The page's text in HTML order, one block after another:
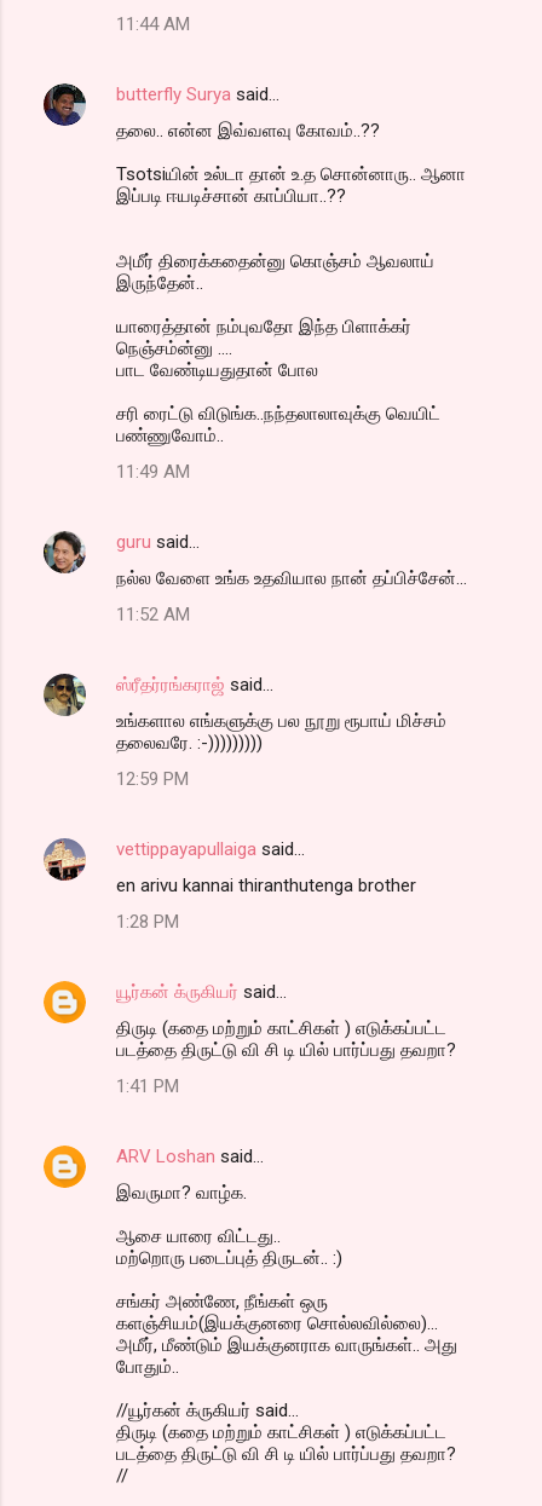
11:44 AM
butterfly Surya said…
தலை.. என்ன இவ்வளவு கோவம்..??
Tsotsiயின் உல்டா தான் உ.த சொன்னாரு.. ஆனா
இப்படி ஈயடிச்சான் காப்பியா..??
அமீர் திரைக்கதைன்னு கொஞ்சம் ஆவலாய்
இருந்தேன்..
யாரைத்தான் நம்புவதோ இந்த பிளாக்கர்
நெஞ்சம்ன்னு ....
பாட வேண்டியதுதான் போல
சரி ரைட்டு விடுங்க..நந்தலாலாவுக்கு வெயிட்
பண்ணுவோம்..
11:49 AM
guru said…
நல்ல வேளை உங்க உதவியால நான் தப்பிச்சேன்...
11:52 AM
ஸ்ரீதர்ரங்கராஜ் said…
உங்களால எங்களுக்கு பல நூறு ரூபாய் மிச்சம்
தலைவரே. :-)))))))))
12:59 PM
vettippayapullaiga said…
en arivu kannai thiranthutenga brother
1:28 PM
யூர்கன் க்ருகியர் said…
திருடி (கதை மற்றும் காட்சிகள் ) எடுக்கப்பட்ட
படத்தை திருட்டு வி சி டி யில் பார்ப்பது தவறா?
1:41 PM
ARV Loshan said…
இவருமா? வாழ்க.
ஆசை யாரை விட்டது..
மற்றொரு படைப்புத் திருடன்.. :)
சங்கர் அண்ணே, நீங்கள் ஒரு
களஞ்சியம்(இயக்குனரை சொல்லவில்லை)...
அமீர், மீண்டும் இயக்குனராக வாருங்கள்.. அது
போதும்..
//யூர்கன் க்ருகியர் said...
திருடி (கதை மற்றும் காட்சிகள் ) எடுக்கப்பட்ட
படத்தை திருட்டு வி சி டி யில் பார்ப்பது தவறா?
//